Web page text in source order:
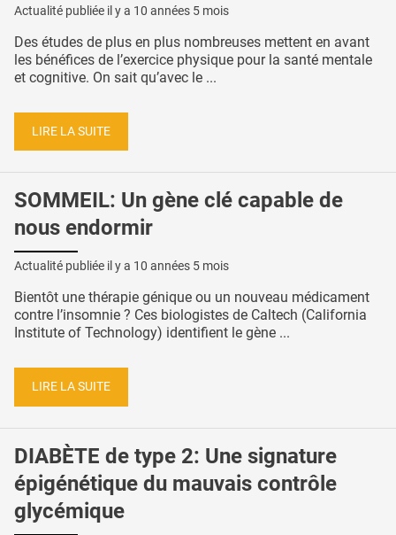
Actualité publiée il y a 10 années 5 mois
Des études de plus en plus nombreuses mettent en avant
les bénéfices de l’exercice physique pour la santé mentale
et cognitive. On sait qu’avec le ...
LIRE LA SUITE
SOMMEIL: Un gène clé capable de
nous endormir
Actualité publiée il y a 10 années 5 mois
Bientôt une thérapie génique ou un nouveau médicament
contre l’insomnie ? Ces biologistes de Caltech (California
Institute of Technology) identifient le gène ...
LIRE LA SUITE
DIABÈTE de type 2: Une signature
épigénétique du mauvais contrôle
glycémique